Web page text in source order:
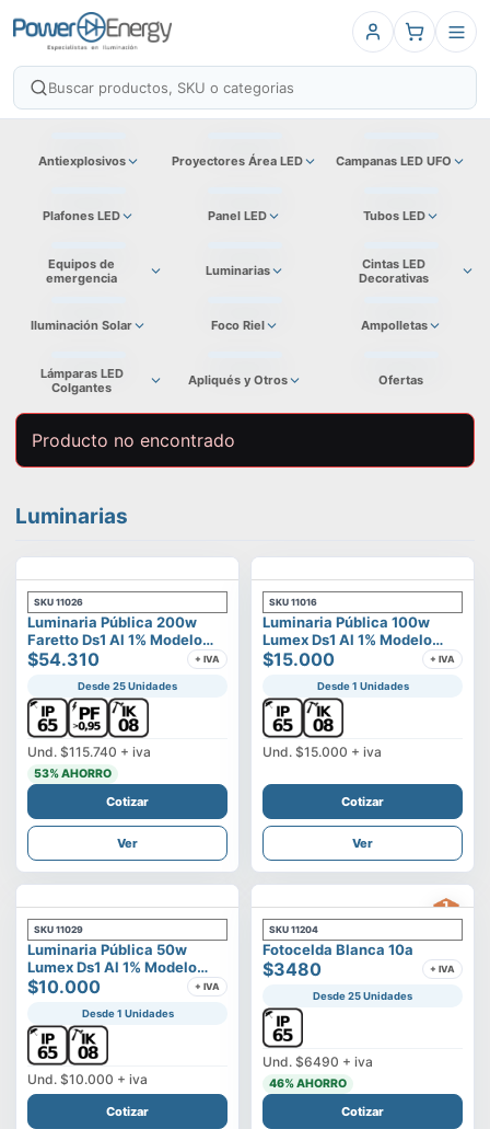
Antiexplosivos Proyectores Área LED Campanas LED UFO
Plafones LED Panel LED Tubos LED
Equipos de
emergencia
Luminarias
Cintas LED
Decorativas
Iluminación Solar Foco Riel Ampolletas
Lámparas LED
Colgantes
Apliqués y Otros Ofertas
Producto no encontrado
Luminarias
SKU 11026
Luminaria Pública 200w
Faretto Ds1 Al 1% Modelo
Calisto
$54.310 + IVA
Desde 25 Unidades
Und. $115.740 + iva
53% AHORRO
Cotizar
Ver
SKU 11016
Luminaria Pública 100w
Lumex Ds1 Al 1% Modelo
Vega
$15.000 + IVA
Desde 1 Unidades
Und. $15.000 + iva
Cotizar
Ver
SKU 11029
Luminaria Pública 50w
Lumex Ds1 Al 1% Modelo
Vega
$10.000 + IVA
Desde 1 Unidades
Und. $10.000 + iva
Cotizar
SKU 11204
Fotocelda Blanca 10a
$3480 + IVA
Desde 25 Unidades
Und. $6490 + iva
46% AHORRO
Cotizar